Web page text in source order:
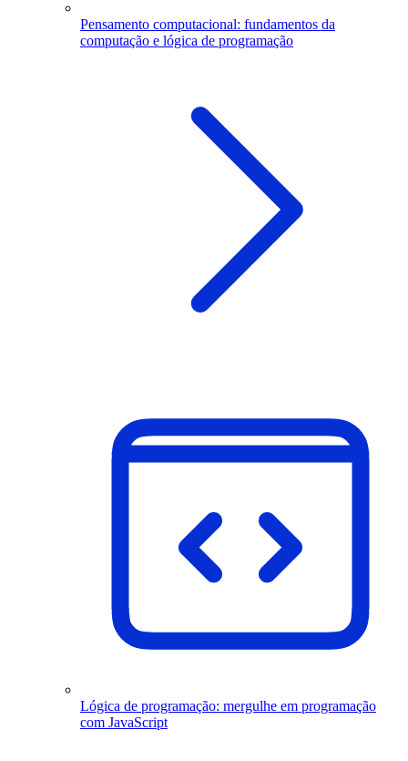
Pensamento computacional: fundamentos da
computação e lógica de programação
Lógica de programação: mergulhe em programação
com JavaScript